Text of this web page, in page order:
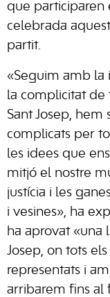
que participaren
celebrada
partit.
«Seguim amb la
la complicitat
Sant Josep,
complicats per
les idees que
mitjó el nostre
justícia i les
i vesines», ha
ha aprovat «una
Josep, on tots
representats i
arribarem fins al